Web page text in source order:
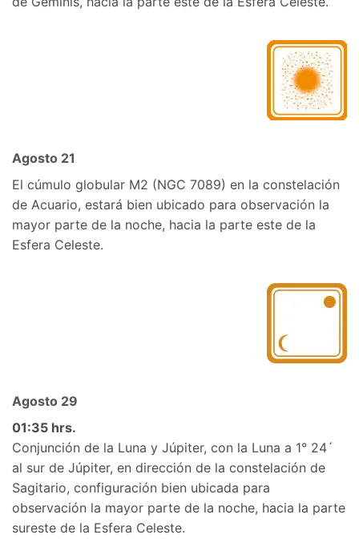
Agosto 21
El cúmulo globular M2 (NGC 7089) en la constelación
de Acuario, estará bien ubicado para observación la
mayor parte de la noche, hacia la parte este de la
Esfera Celeste.
Agosto 29
01:35 hrs.
Conjunción de la Luna y Júpiter, con la Luna a 1° 24´
al sur de Júpiter, en dirección de la constelación de
Sagitario, configuración bien ubicada para
observación la mayor parte de la noche, hacia la parte
sureste de la Esfera Celeste.